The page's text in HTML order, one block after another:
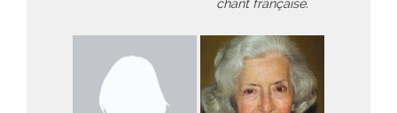
chant française.